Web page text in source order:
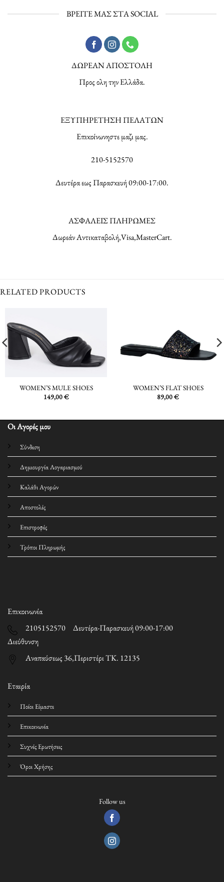
ΒΡΕΙΤΕ ΜΑΣ ΣΤΑ SOCIAL
ΔΩΡΕΑΝ ΑΠΟΣΤΟΛΗ
Προς ολη την Ελλάδα.
ΕΞΥΠΗΡΕΤΗΣΗ ΠΕΛΑΤΩΝ
Επικοίνωνηστε μαζι μας.
210-5152570
Δευτέρα εως Παρασκευή 09:00-17:00.
ΑΣΦΑΛΕΙΣ ΠΛΗΡΩΜΕΣ
Δωρεάν Αντικαταβολή,Visa,MasterCart.
RELATED PRODUCTS
WOMEN’S MULE SHOES
149,00€
WOMEN’S FLAT SHOES
89,00€
Οι Αγορές μου
Σύνδεση
Δημιουργία Λογαριασμού
Καλάθι Αγορών
Αποστολές
Επιστροφές
Τρόποι Πληρωμής
Εταιρία
Ποίοι Είμαστε
Επικοινωνία
Συχνές Ερωτήσεις
Όροι Χρήσης
Follow us
Επικοινωνία
2105152570 Δευτέρα-Παρασκευή 09:00-17:00
Διεύθυνση
Αναπαύσεως 36,Περιστέρι ΤΚ. 12135